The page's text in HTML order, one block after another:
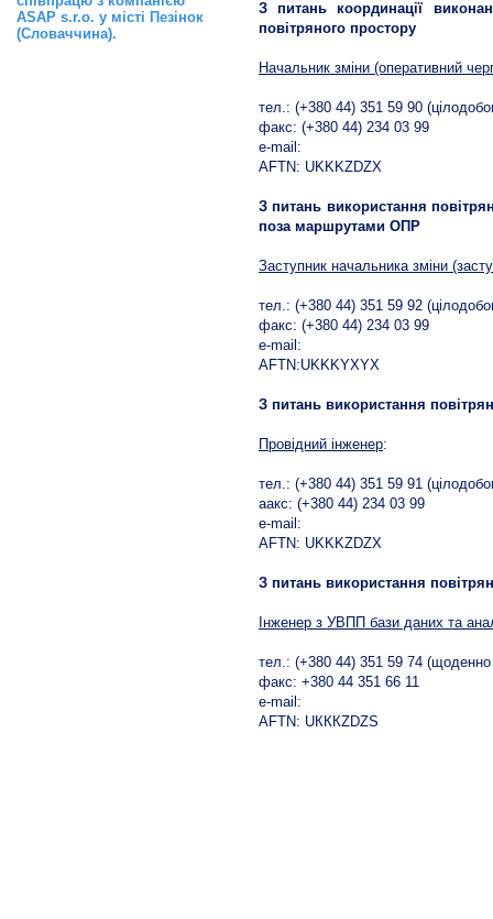
ASAP s.r.o. у місті Пезінок
(Словаччина).
З питань координації
повітряного простору
Начальник зміни (оперативний
тел.: (+380 44) 351 59 90
факс: (+380 44) 234 03 99
e-mail:
AFTN: UKKKZDZX
З питань використання
поза маршрутами ОПР
Заступник начальника зміни
тел.: (+380 44) 351 59 92
факс: (+380 44) 234 03 99
e-mail:
AFTN:UKKKYXYX
З питань використання
Провідний інженер:
тел.: (+380 44) 351 59 91
aакс: (+380 44) 234 03 99
e-mail:
AFTN: UKKKZDZX
З питань використання
Інженер з УВПП бази даних та
тел.: (+380 44) 351 59 74
факс: +380 44 351 66 11
е-mail:
AFTN: UКККZDZS